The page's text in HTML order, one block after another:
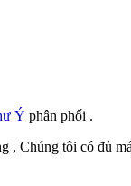
Ý phân phối .
, Chúng tôi có đủ